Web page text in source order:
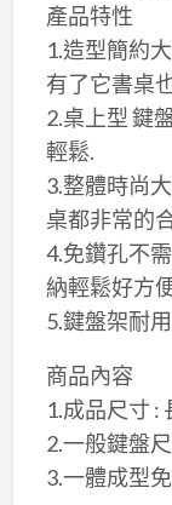
​產品特性
1.造型簡約
有了它書桌
2.桌上型 鍵
輕鬆.
3.整體時尚
桌都非常的
4.免鑽孔不
納輕鬆好方
5.鍵盤架耐
​商品內容
1.成品尺寸 :
2.一般鍵盤
3.一體成型